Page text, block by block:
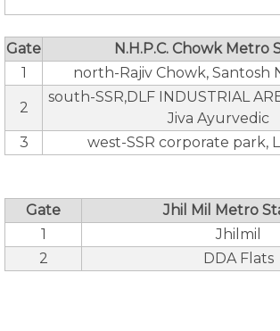
Gate
N.H.P.C. Chowk Metro
1
north-Rajiv Chowk, Santosh
2
south-SSR,DLF INDUSTRIAL
Jiva Ayurvedic
3
west-SSR corporate park,
Gate
Jhil Mil Metro
1
Jhilmil
2
DDA Flats